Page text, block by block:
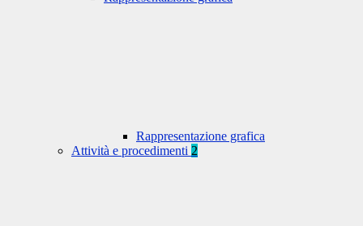
Rappresentazione grafica
Attività e procedimenti 2